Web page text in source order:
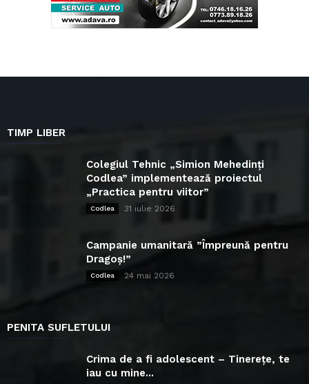
TIMP LIBER
Colegiul Tehnic „Simion Mehedinți
Codlea” implementează proiectul
„Practica pentru viitor”
Codlea 31 iulie 2026
Campanie umanitară ”Împreună pentru
Dragoș!”
Codlea 24 mai 2026
PENITA SUFLETULUI
Crima de a fi adolescent – Tinerețe, te
iau cu mine...